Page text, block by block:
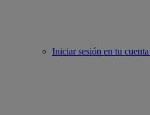
Iniciar sesión en tu